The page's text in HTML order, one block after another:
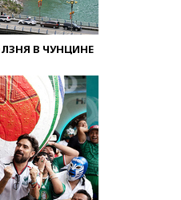
В ЧУНЦИНЕ